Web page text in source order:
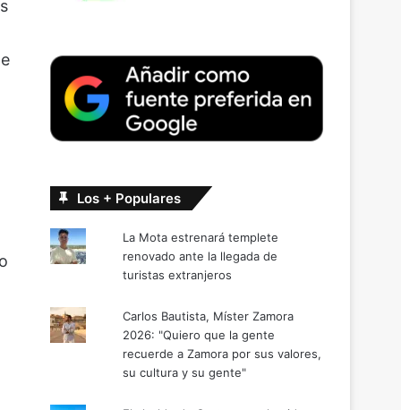
Los + Populares
La Mota estrenará templete
renovado ante la llegada de
turistas extranjeros
Carlos Bautista, Míster Zamora
2026: "Quiero que la gente
recuerde a Zamora por sus valores,
su cultura y su gente"